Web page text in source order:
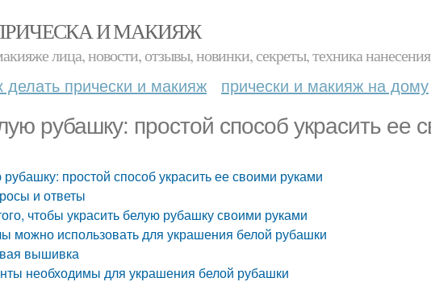
И МАКИЯЖ
лица, новости, отзывы, новинки, секреты, техника нанесения
делать прически и макияж прически и макияж на дому
рубашку: простой способ украсить ее
простой способ украсить ее своими руками
и ответы
чтобы украсить белую рубашку своими руками
можно использовать для украшения белой рубашки
вышивка
необходимы для украшения белой рубашки